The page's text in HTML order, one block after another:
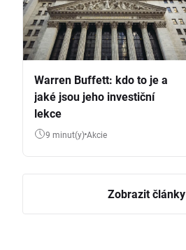
Warren Buffett: kdo to je a
jaké jsou jeho investiční
lekce
9 minut(y) Akcie
Zobrazit články